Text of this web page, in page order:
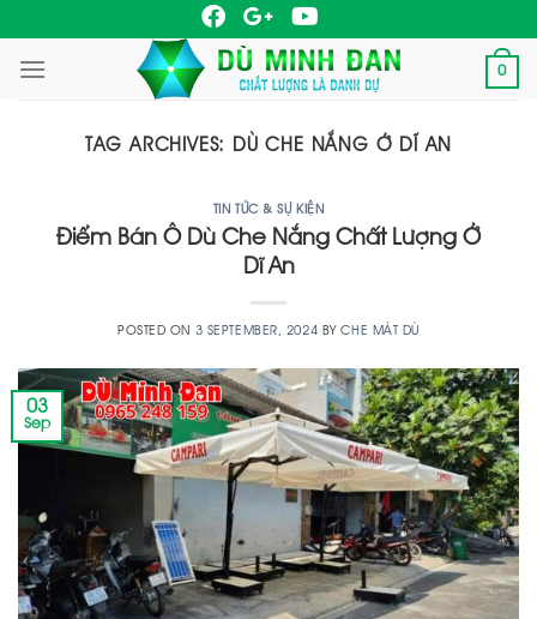
to
content
0
TAG ARCHIVES: DÙ CHE NẮNG Ở DĨ AN
TIN TỨC & SỰ KIỆN
Điểm Bán Ô Dù Che Nắng Chất Lượng Ở
Dĩ An
POSTED ON 3 SEPTEMBER, 2024 BYCHE MÁT DÙ
03
Sep